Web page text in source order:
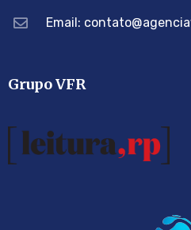
Email:
Grupo VFR